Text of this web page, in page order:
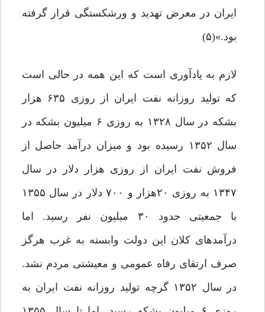
ایران در معرض تهدید و ورشکستگی قرار گرفته
بود.»(۵)
لازم به یادآوری است که این همه در حالی است
که تولید روزانه نفت ایران از روزی ۶۳۵ هزار
بشکه در سال ۱۳۲۸ به روزی ۶ میلیون بشکه در
سال ۱۳۵۲ رسیده بود و میزان درآمد حاصل از
فروش نفت ایران از روزی هزار دلار در سال
۱۳۴۷ به روزی ۲۰هزار و ۷۰۰ دلار در سال ۱۳۵۵
با جمعیتی حدود ۳۰ میلیون نفر رسید. اما
درآمدهای کلان این دولت وابسته به غرب هرگز
صرف ارتقای رفاه عمومی و معیشتی مردم نشد.
در سال ۱۳۵۲ گرچه تولید روزانه نفت ایران به